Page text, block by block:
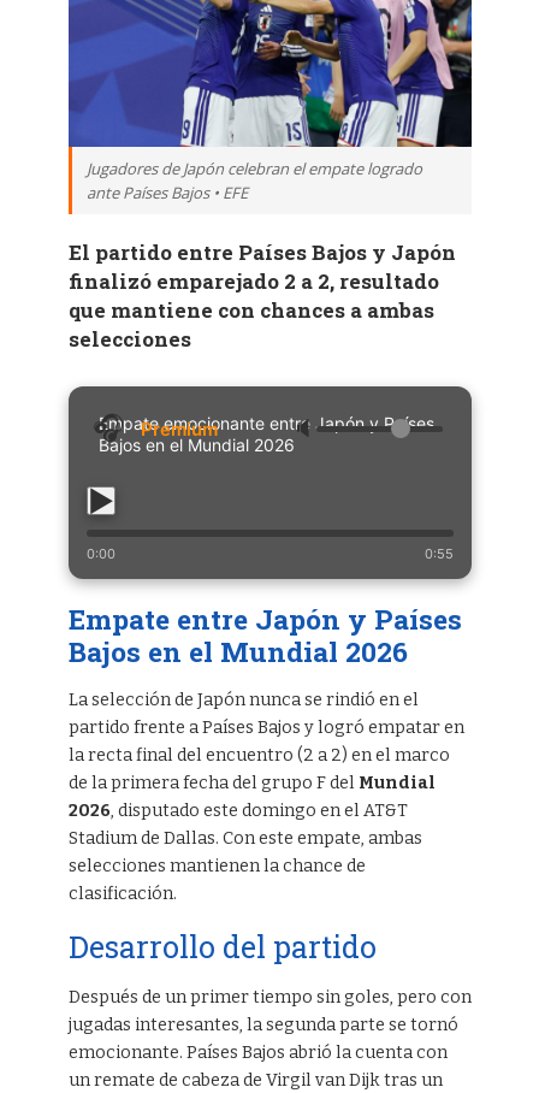
Jugadores de Japón celebran el empate logrado
ante Países Bajos • EFE
El partido entre Países Bajos y Japón
finalizó emparejado 2 a 2, resultado
que mantiene con chances a ambas
selecciones
Empate emocionante entre Japón y Países
Bajos en el Mundial 2026
🔈
0:00 0:55
Empate entre Japón y Países
Bajos en el Mundial 2026
La selección de Japón nunca se rindió en el
partido frente a Países Bajos y logró empatar en
la recta final del encuentro (2 a 2) en el marco
de la primera fecha del grupo F del Mundial
2026, disputado este domingo en el AT&T
Stadium de Dallas. Con este empate, ambas
selecciones mantienen la chance de
clasificación.
Desarrollo del partido
Después de un primer tiempo sin goles, pero con
jugadas interesantes, la segunda parte se tornó
emocionante. Países Bajos abrió la cuenta con
un remate de cabeza de Virgil van Dijk tras un